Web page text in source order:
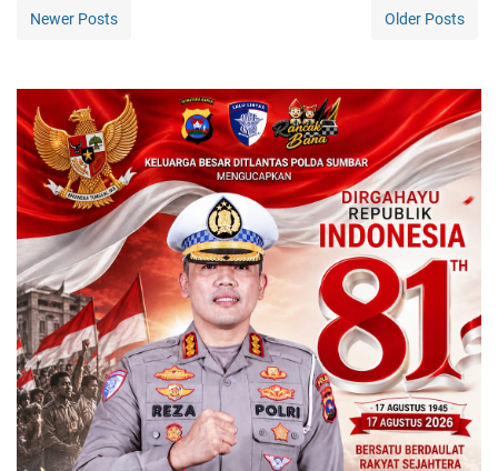
Newer Posts Older Posts